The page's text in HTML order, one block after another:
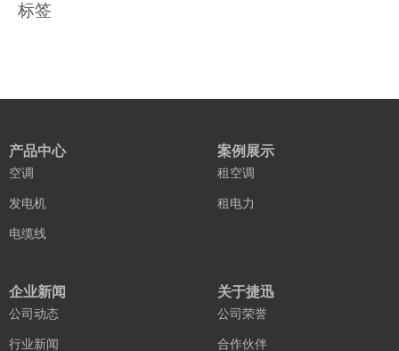
标签
产品中心
空调
发电机
电缆线
案例展示
租空调
租电力
企业新闻
公司动态
行业新闻
关于捷迅
公司荣誉
合作伙伴